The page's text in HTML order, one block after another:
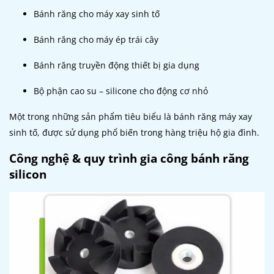
Bánh răng cho máy xay sinh tố
Bánh răng cho máy ép trái cây
Bánh răng truyền động thiết bị gia dụng
Bộ phận cao su – silicone cho động cơ nhỏ
Một trong những sản phẩm tiêu biểu là bánh răng máy xay
sinh tố, được sử dụng phổ biến trong hàng triệu hộ gia đình.
Công nghệ & quy trình gia công bánh răng
silicon